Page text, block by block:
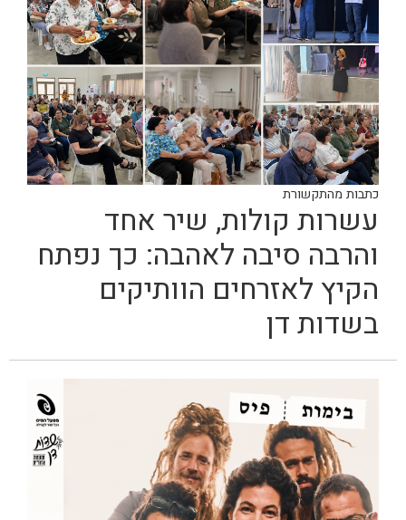
כתבות מהתקשורת
עשרות קולות, שיר אחד
והרבה סיבה לאהבה: כך נפתח
הקיץ לאזרחים הוותיקים
בשדות דן